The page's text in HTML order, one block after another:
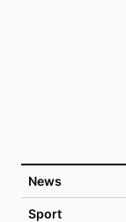
News
Sport